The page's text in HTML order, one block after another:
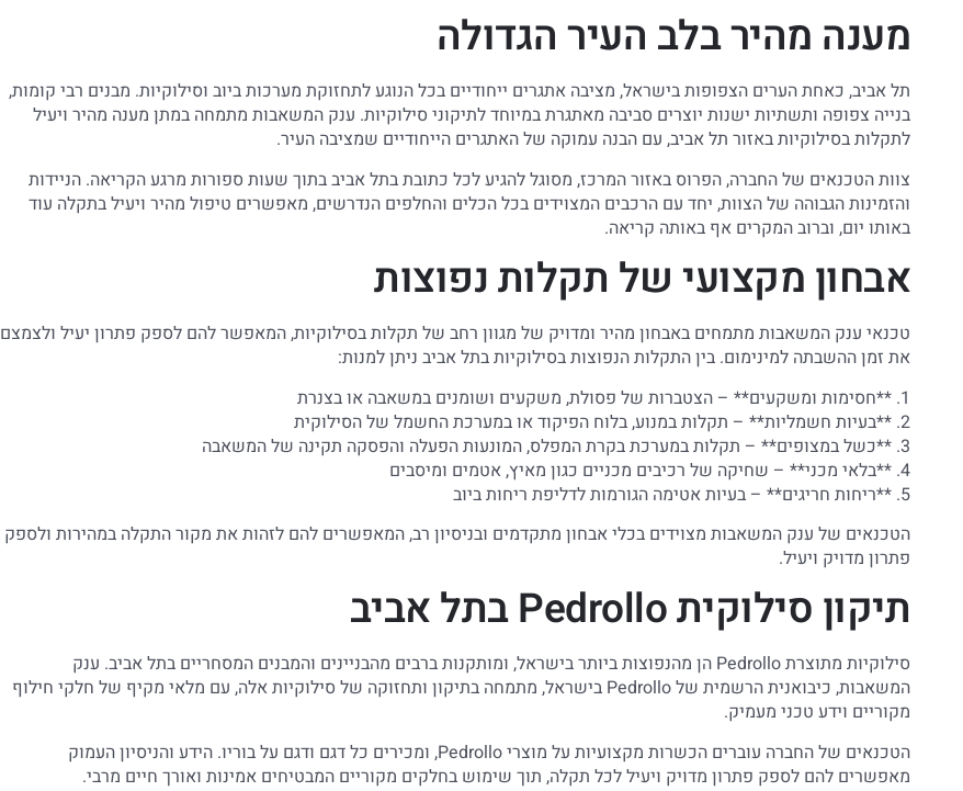
מענה מהיר בלב העיר הגדולה
תל אביב, כאחת הערים הצפופות בישראל, מציבה אתגרים ייחודיים בכל הנוגע לתחזוקת מערכות ביוב וסילוקיות. מבנים רבי קומות,
בנייה צפופה ותשתיות ישנות יוצרים סביבה מאתגרת במיוחד לתיקוני סילוקיות. ענק המשאבות מתמחה במתן מענה מהיר ויעיל
לתקלות בסילוקיות באזור תל אביב, עם הבנה עמוקה של האתגרים הייחודיים שמציבה העיר.
צוות הטכנאים של החברה, הפרוס באזור המרכז, מסוגל להגיע לכל כתובת בתל אביב בתוך שעות ספורות מרגע הקריאה. הניידות
והזמינות הגבוהה של הצוות, יחד עם הרכבים המצוידים בכל הכלים והחלפים הנדרשים, מאפשרים טיפול מהיר ויעיל בתקלה עוד
באותו יום, וברוב המקרים אף באותה קריאה.
אבחון מקצועי של תקלות נפוצות
טכנאי ענק המשאבות מתמחים באבחון מהיר ומדויק של מגוון רחב של תקלות בסילוקיות, המאפשר להם לספק פתרון יעיל ולצמצם
את זמן ההשבתה למינימום. בין התקלות הנפוצות בסילוקיות בתל אביב ניתן למנות:
1. **חסימות ומשקעים** – הצטברות של פסולת, משקעים ושומנים במשאבה או בצנרת
2. **בעיות חשמליות** – תקלות במנוע, בלוח הפיקוד או במערכת החשמל של הסילוקית
3. **כשל במצופים** – תקלות במערכת בקרת המפלס, המונעות הפעלה והפסקה תקינה של המשאבה
4. **בלאי מכני** – שחיקה של רכיבים מכניים כגון מאיץ, אטמים ומיסבים
5. **ריחות חריגים** – בעיות אטימה הגורמות לדליפת ריחות ביוב
הטכנאים של ענק המשאבות מצוידים בכלי אבחון מתקדמים ובניסיון רב, המאפשרים להם לזהות את מקור התקלה במהירות ולספק
פתרון מדויק ויעיל.
תיקון סילוקית Pedrollo בתל אביב
סילוקיות מתוצרת Pedrollo הן מהנפוצות ביותר בישראל, ומותקנות ברבים מהבניינים והמבנים המסחריים בתל אביב. ענק
המשאבות, כיבואנית הרשמית של Pedrollo בישראל, מתמחה בתיקון ותחזוקה של סילוקיות אלה, עם מלאי מקיף של חלקי חילוף
מקוריים וידע טכני מעמיק.
הטכנאים של החברה עוברים הכשרות מקצועיות על מוצרי Pedrollo, ומכירים כל דגם ודגם על בוריו. הידע והניסיון העמוק
מאפשרים להם לספק פתרון מדויק ויעיל לכל תקלה, תוך שימוש בחלקים מקוריים המבטיחים אמינות ואורך חיים מרבי.